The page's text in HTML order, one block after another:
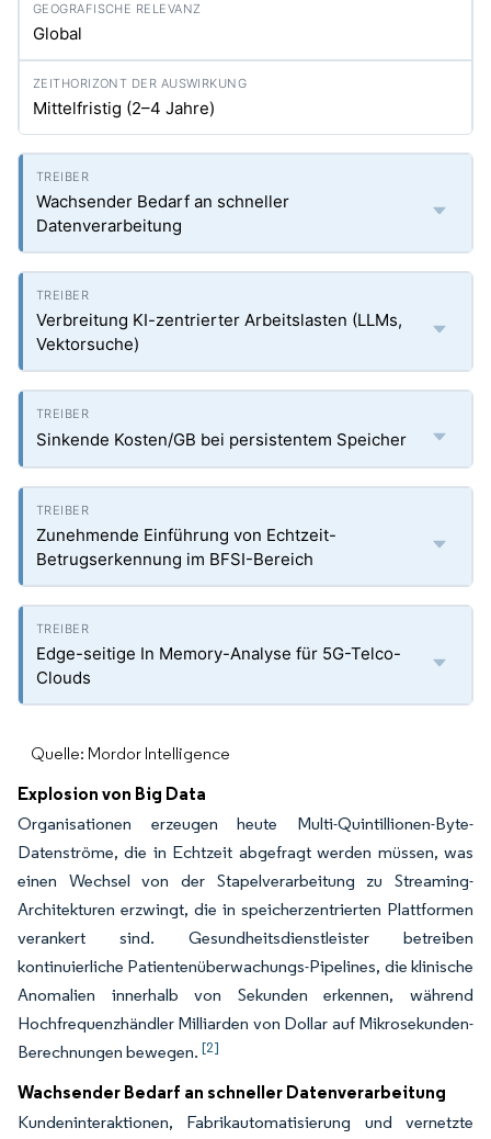
Global
Mittelfristig (2–4 Jahre)
Wachsender Bedarf an schneller
Datenverarbeitung
Verbreitung KI-zentrierter Arbeitslasten (LLMs,
Vektorsuche)
Sinkende Kosten/GB bei persistentem Speicher
Zunehmende Einführung von Echtzeit-
Betrugserkennung im BFSI-Bereich
Edge-seitige In Memory-Analyse für 5G-Telco-
Clouds
Quelle: Mordor Intelligence
Explosion von Big Data
Organisationen erzeugen heute Multi-Quintillionen-Byte-
Datenströme, die in Echtzeit abgefragt werden müssen, was
einen Wechsel von der Stapelverarbeitung zu Streaming-
Architekturen erzwingt, die in speicherzentrierten Plattformen
verankert sind. Gesundheitsdienstleister betreiben
kontinuierliche Patientenüberwachungs-Pipelines, die klinische
Anomalien innerhalb von Sekunden erkennen, während
Hochfrequenzhändler Milliarden von Dollar auf Mikrosekunden-
Berechnungen bewegen. [2]
Wachsender Bedarf an schneller Datenverarbeitung
Kundeninteraktionen, Fabrikautomatisierung und vernetzte